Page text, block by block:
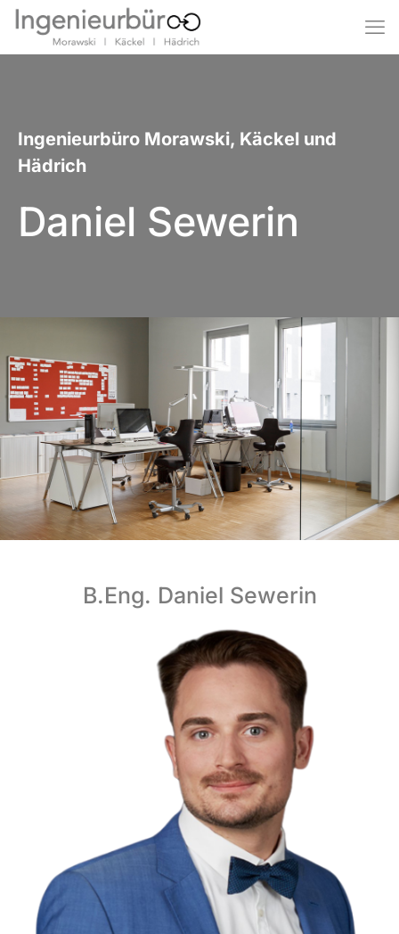
Ingenieurbüro Morawski, Käckel und
Hädrich
Daniel Sewerin
B.Eng. Daniel Sewerin